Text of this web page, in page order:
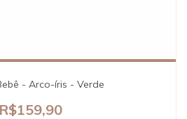
- Arco-íris - Verde
R$159,90